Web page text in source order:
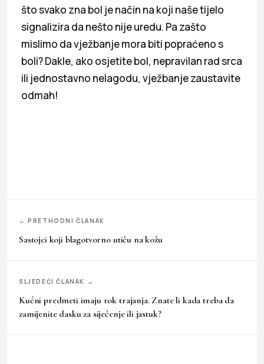
što svako zna bol je način na koji naše tijelo
signalizira da nešto nije uredu. Pa zašto
mislimo da vježbanje mora biti popraćeno s
boli? Dakle, ako osjetite bol, nepravilan rad srca
ili jednostavno nelagodu, vježbanje zaustavite
odmah!
← PRETHODNI ČLANAK
Sastojci koji blagotvorno utiču na kožu
SLJEDEĆI ČLANAK →
Kućni predmeti imaju rok trajanja. Znate li kada treba da
zamijenite dasku za siječenje ili jastuk?